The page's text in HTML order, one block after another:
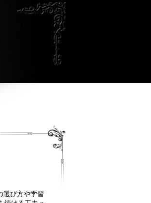
選び方や学習